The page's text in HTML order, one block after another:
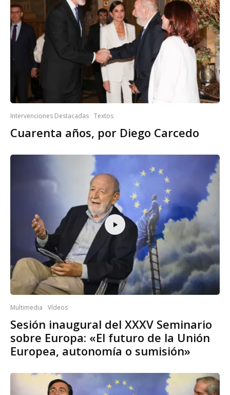
Intervenciones Destacadas Textos
Cuarenta años, por Diego Carcedo
Multimedia Vídeos
Sesión inaugural del XXXV Seminario
sobre Europa: «El futuro de la Unión
Europea, autonomía o sumisión»